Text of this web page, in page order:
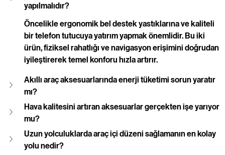
yapılmalıdır?
Öncelikle ergonomik bel destek yastıklarına ve kaliteli
bir telefon tutucuya yatırım yapmak önemlidir. Bu iki
ürün, fiziksel rahatlığı ve navigasyon erişimini doğrudan
iyileştirerek temel konforu hızla artırır.
Akıllı araç aksesuarlarında enerji tüketimi sorun yaratır
mı?
Hava kalitesini artıran aksesuarlar gerçekten işe yarıyor
mu?
Uzun yolculuklarda araç içi düzeni sağlamanın en kolay
yolu nedir?